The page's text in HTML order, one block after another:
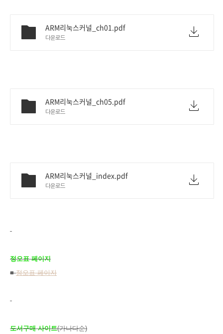
ARM리눅스커널_ch01.pdf
다운로드
ARM리눅스커널_ch05.pdf
다운로드
ARM리눅스커널_index.pdf
다운로드
정오표 페이지
■정오표 페이지
도서구매 사이트(가나다순)